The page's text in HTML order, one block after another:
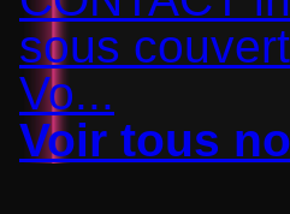
sous
Vo...
Voir tous